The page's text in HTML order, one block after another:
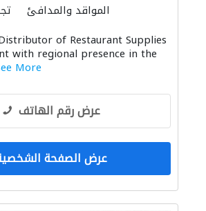
المواقد والمدافئ
of Restaurant Supplies
with regional presence in the
More
عرض رقم الهاتف
عرض الصفحة